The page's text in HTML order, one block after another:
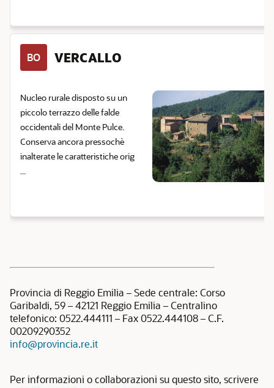
BO VERCALLO
Nucleo rurale disposto su un
piccolo terrazzo delle falde
occidentali del Monte Pulce.
Conserva ancora pressochè
inalterate le caratteristiche orig
...
Provincia di Reggio Emilia – Sede centrale: Corso
Garibaldi, 59 – 42121 Reggio Emilia – Centralino
telefonico: 0522.444111 – Fax 0522.444108 – C.F.
00209290352
info@provincia.re.it
Per informazioni o collaborazioni su questo sito, scrivere